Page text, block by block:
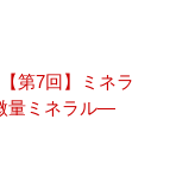
第7回】ミネラ
量ミネラル―